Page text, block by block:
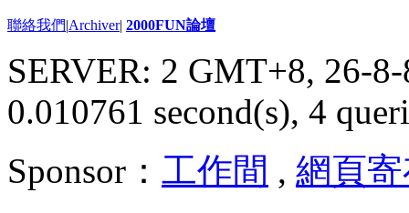
聯絡我們|Archiver| 2000FUN論壇
SERVER: 2 GMT+8, 26-
0.010761 second(s), 4
Sponsor： 工作間 , 網頁